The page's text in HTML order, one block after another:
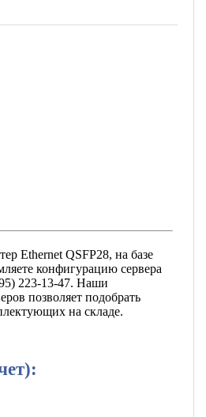
Ethernet QSFP28, на базе
конфигурацию сервера
223-13-47. Наши
позволяет подобрать
на складе.